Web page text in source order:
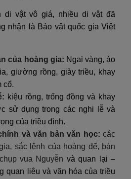
di vật vô giá, nhiều di vật đã
nhận là Bảo vật quốc gia Việt
của hoàng gia: Ngai vàng, áo
giường rồng, giày triều, khay
cổ.
kiệu rồng, trống đồng và khay
sử dụng trong các nghi lễ và
của triều đình.
và văn bản văn học: các
sắc lệnh của hoàng đế, bản
vua Nguyễn và quan lại –
quan liêu và văn hóa của triều